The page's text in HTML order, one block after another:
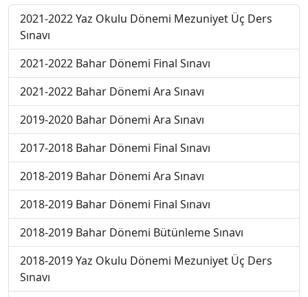
2021-2022 Yaz Okulu Dönemi Mezuniyet Üç Ders
Sınavı
2021-2022 Bahar Dönemi Final Sınavı
2021-2022 Bahar Dönemi Ara Sınavı
2019-2020 Bahar Dönemi Ara Sınavı
2017-2018 Bahar Dönemi Final Sınavı
2018-2019 Bahar Dönemi Ara Sınavı
2018-2019 Bahar Dönemi Final Sınavı
2018-2019 Bahar Dönemi Bütünleme Sınavı
2018-2019 Yaz Okulu Dönemi Mezuniyet Üç Ders
Sınavı